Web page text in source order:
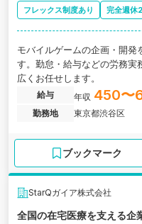
フレックス制度あり 完全週休
モバイルゲームの企画・開発
す。勤怠・給与などの労務実
広くお任せします。
給与 年収 450〜
勤務地
東京都渋谷区
ブックマーク
StarQガイア株式会社
全国の在宅医療を支える企